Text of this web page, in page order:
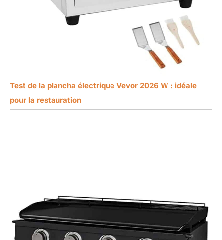
Test de la plancha électrique Vevor 2026 W : idéale
pour la restauration